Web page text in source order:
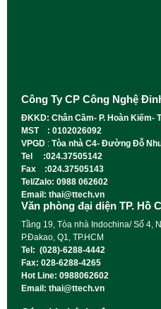
Công Ty CP Công Nghệ
ĐKKD: Chân Cầm- P. Hoàn Kiếm-
MST : 0102026092
VPGD : Tòa nhà C4- Đường Đỗ
Tel :024.37505142
Fax :024.37505143
Tel/Zalo: 0988 062602
Email: thai@ttech.vn
Văn phòng đại diện TP. Hồ
Tầng 19, Tòa nhà Indochina/ Số 4,
P.Đakao, Q1, TP.HCM
Tel: (028)-6288-4442
Fax: 028-6288-4265
Hot Line: 0988062602
Email: thai@ttech.vn